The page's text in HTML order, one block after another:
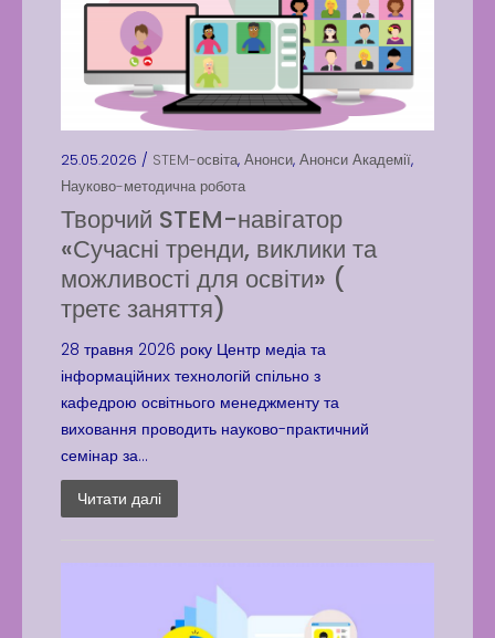
25.05.2026 / STEM-освіта, Анонси, Анонси Академії,
Науково-методична робота
Творчий STEM-навігатор
«Сучасні тренди, виклики та
можливості для освіти» (
третє заняття)
28 травня 2026 року Центр медіа та
інформаційних технологій спільно з
кафедрою освітнього менеджменту та
виховання проводить науково-практичний
семінар за...
Читати далі